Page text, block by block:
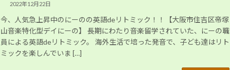
2022年12月22日
今、人気急上昇中のにーのの英語deリトミック！！【大阪市住吉区帝塚
山音楽特化型デイにーの】 長期にわたり音楽留学されていた、にーの職
員による英語deリトミック。 海外生活で培った発音で、子ども達はリト
ミックを楽しんでいま […]